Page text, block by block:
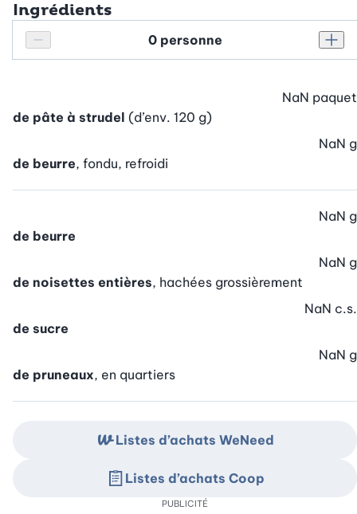
Ingrédients
Réduire le nombre de personnes
Personnes
de pâte à strudel (d’env. 120 g)
NaN paquet
de beurre, fondu, refroidi
NaN g
de beurre
NaN g
de noisettes entières, hachées grossièrement
NaN g
de sucre
NaN c.s.
de pruneaux, en quartiers
NaN g
Listes d’achats WeNeed
Listes d’achats Coop
PUBLICITÉ